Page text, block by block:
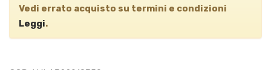
Vedi errato acquisto su termini e condizioni
Leggi.